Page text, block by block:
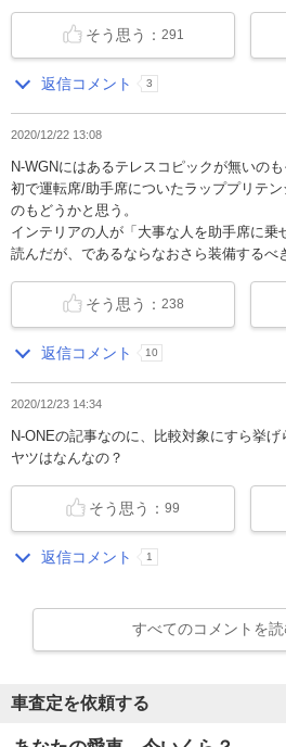
そう思う： 291
返信コメント 3
2020/12/22 13:08
N-WGNにはあるテレスコピックが無いの
初で運転席/助手席についたラッププリテ
のもどうかと思う。
インテリアの人が「大事な人を助手席に乗
読んだが、であるならなおさら装備するべ
そう思う： 238
返信コメント 10
2020/12/23 14:34
N-ONEの記事なのに、比較対象にすら挙
ヤツはなんなの？
そう思う：99
返信コメント 1
すべてのコメントを読
車査定を依頼する